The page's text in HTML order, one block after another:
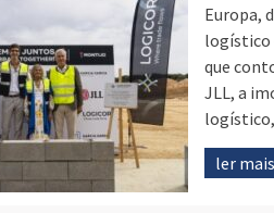
Europa,
logístico
que
JLL, a
ler